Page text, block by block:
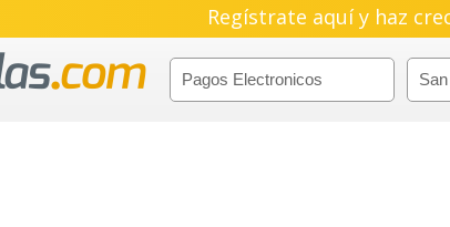
Regístrate aquí y haz